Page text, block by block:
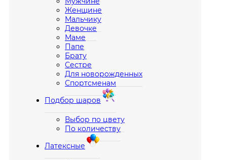
Женщине
Мальчику
Девочке
Маме
Папе
Брату
Сестре
Для новорожденных
Спортсменам
Подбор шаров
Выбор по цвету
По количеству
Латексные